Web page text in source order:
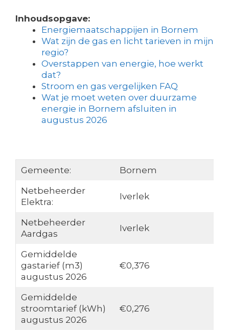
Inhoudsopgave:
Energiemaatschappijen in Bornem
Wat zijn de gas en licht tarieven in mijn
regio?
Overstappen van energie, hoe werkt
dat?
Stroom en gas vergelijken FAQ
Wat je moet weten over duurzame
energie in Bornem afsluiten in
augustus 2026
Gemeente:
Bornem
Netbeheerder
Elektra:
Iverlek
Netbeheerder
Aardgas
Iverlek
Gemiddelde
gastarief (m3)
augustus 2026
€0,376
Gemiddelde
stroomtarief (kWh)
augustus 2026
€0,276